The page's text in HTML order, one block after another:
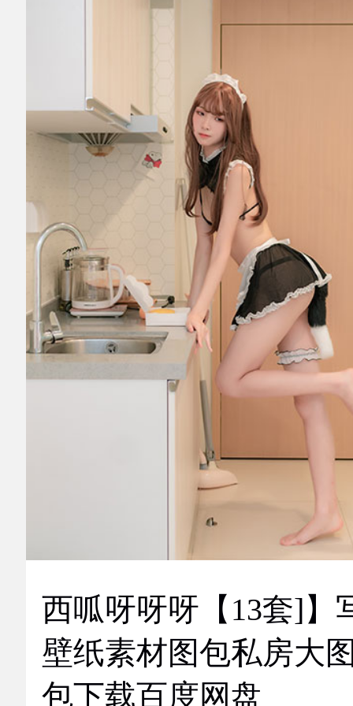
西呱呀呀呀【13套]】
壁纸素材图包私房大
包下载百度网盘